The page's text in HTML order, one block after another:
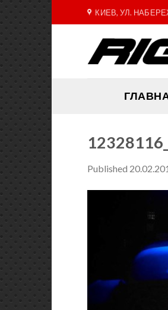
to
КИЕВ, УЛ.
Published